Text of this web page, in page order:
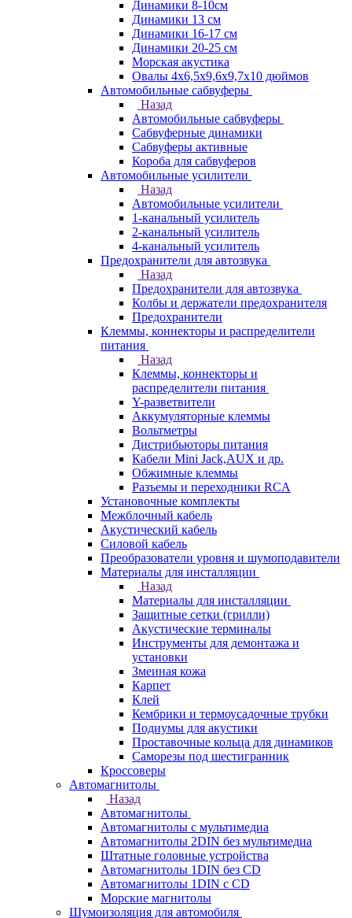
Динамики 8-10см
Динамики 13 см
Динамики 16-17 см
Динамики 20-25 см
Морская акустика
Овалы 4х6,5х9,6x9,7х10 дюймов
Автомобильные сабвуферы
Назад
Автомобильные сабвуферы
Сабвуферные динамики
Сабвуферы активные
Короба для сабвуферов
Автомобильные усилители
Назад
Автомобильные усилители
1-канальный усилитель
2-канальный усилитель
4-канальный усилитель
Предохранители для автозвука
Назад
Предохранители для автозвука
Колбы и держатели предохранителя
Предохранители
Клеммы, коннекторы и распределители
питания
Назад
Клеммы, коннекторы и
распределители питания
Y-разветвители
Аккумуляторные клеммы
Вольтметры
Дистрибьюторы питания
Кабели Mini Jack,AUX и др.
Обжимные клеммы
Разъемы и переходники RCA
Установочные комплекты
Межблочный кабель
Акустический кабель
Силовой кабель
Преобразователи уровня и шумоподавители
Материалы для инсталляции
Назад
Материалы для инсталляции
Защитные сетки (грилли)
Акустические терминалы
Инструменты для демонтажа и
установки
Змеиная кожа
Карпет
Клей
Кембрики и термоусадочные трубки
Подиумы для акустики
Проставочные кольца для динамиков
Саморезы под шестигранник
Кроссоверы
Автомагнитолы
Назад
Автомагнитолы
Автомагнитолы с мультимедиа
Автомагнитолы 2DIN без мультимедиа
Штатные головные устройства
Автомагнитолы 1DIN без CD
Автомагнитолы 1DIN с CD
Морские магнитолы
Шумоизоляция для автомобиля